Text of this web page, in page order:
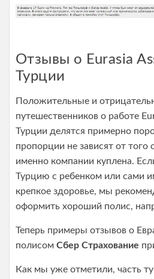
Отзывы о Eurasia
Турции
Положительные и
путешественников о работе
Турции делятся примерно
пропорции не зависят от того
именно компании куплена.
Турцию с ребенком или сами
крепкое здоровье, мы
оформить хороший полис,
Теперь примеры отзывов о
полисом Сбер Страхование
Как мы уже отметили, часть